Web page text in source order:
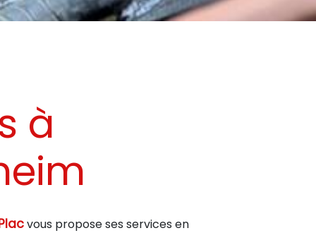
à
vous propose ses services en